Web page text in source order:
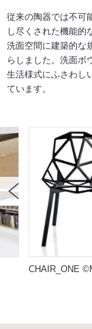
従来の陶器では不可
し尽くされた機能的
洗面空間に建築的な
らしました。洗面ボ
生活様式にふさわし
ています。
CHAIR_ONE